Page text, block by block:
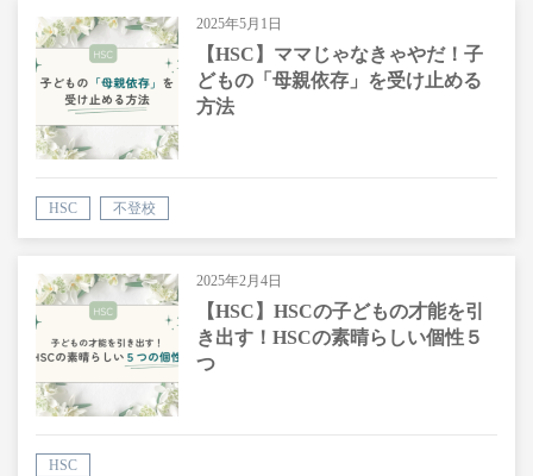
2025年5月1日
【HSC】ママじゃなきゃやだ！子
どもの「母親依存」を受け止める
方法
HSC 不登校
2025年2月4日
【HSC】HSCの子どもの才能を引
き出す！HSCの素晴らしい個性５
つ
HSC